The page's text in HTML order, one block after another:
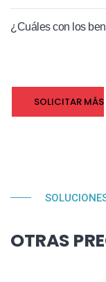
¿Cuáles con los
SOLICITAR
OTRAS